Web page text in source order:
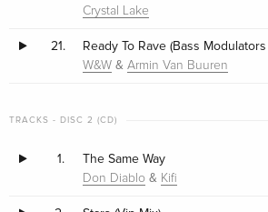
Crystal Lake
21. Ready To Rave (Bass
W&W &Armin Van Buuren
TRACKS - DISC 2 (CD)
1. The Same Way
Don Diablo & Kifi